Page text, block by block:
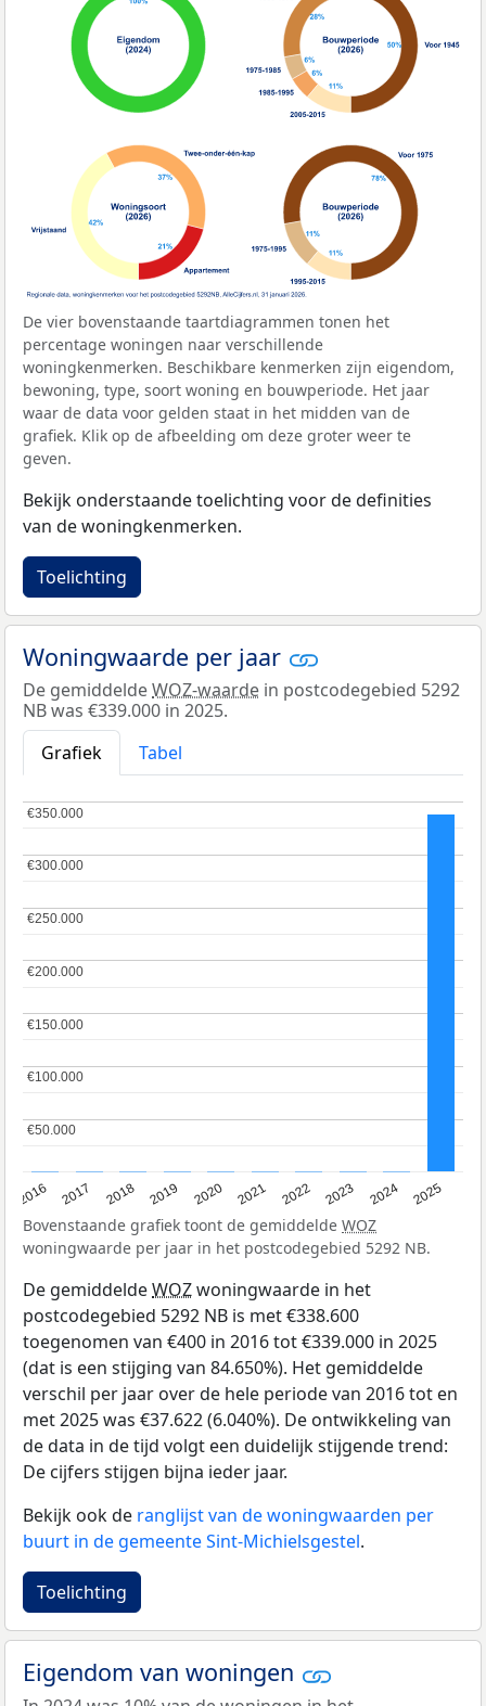
De vier bovenstaande taartdiagrammen tonen het
percentage woningen naar verschillende
woningkenmerken. Beschikbare kenmerken zijn eigendom,
bewoning, type, soort woning en bouwperiode. Het jaar
waar de data voor gelden staat in het midden van de
grafiek. Klik op de afbeelding om deze groter weer te
geven.
Bekijk onderstaande toelichting voor de definities
van de woningkenmerken.
Toelichting
Woningwaarde per jaar
De gemiddeldeWOZ-waarde in postcodegebied 5292
NB was €339.000 in 2025.
Grafiek
Tabel
2016 2017 2018 2019 2020 2021 2022 2023 2024 2025
€50.000
€50.000
€100.000
€100.000
€150.000
€150.000
€200.000
€200.000
€250.000
€250.000
€300.000
€300.000
€350.000
€350.000
Bovenstaande grafiek toont de gemiddelde WOZ
woningwaarde per jaar in het postcodegebied 5292 NB.
De gemiddeldeWOZwoningwaarde in het
postcodegebied 5292 NB is met €338.600
toegenomen van €400 in 2016 tot €339.000 in 2025
(dat is een stijging van 84.650%). Het gemiddelde
verschil per jaar over de hele periode van 2016 tot en
met 2025 was €37.622 (6.040%). De ontwikkeling van
de data in de tijd volgt een duidelijk stijgende trend:
De cijfers stijgen bijna ieder jaar.
Bekijk ook de ranglijst van de woningwaarden per
buurt in de gemeente Sint-Michielsgestel.
Toelichting
Eigendom van woningen